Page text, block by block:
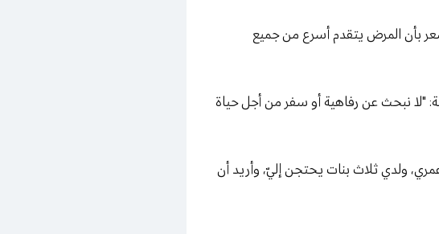
بأن المرض يتقدم أسرع من جميع
"لا نبحث عن رفاهية أو سفر من أجل حياة
ولدي ثلاث بنات يحتجن إليّ، وأريد أن